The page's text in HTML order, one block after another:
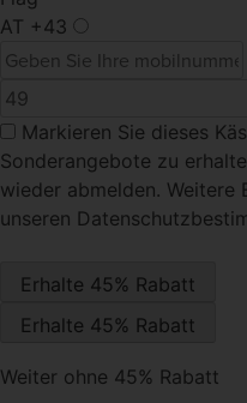
AT +43
Markieren Sie dieses
Sonderangebote zu
wieder abmelden. Weitere
unseren
Weiter ohne 45% Rabatt